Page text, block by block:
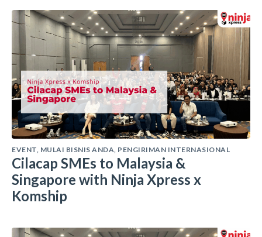
EVENT MULAI BISNIS ANDA PENGIRIMAN INTERNASIONAL
Cilacap SMEs to Malaysia &
Singapore with Ninja Xpress x
Komship